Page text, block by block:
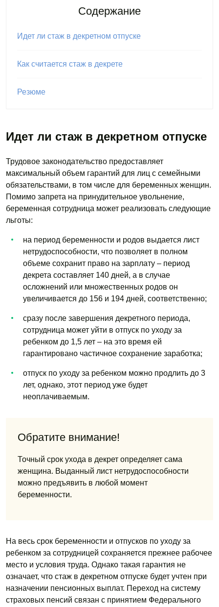
Содержание
Идет ли стаж в декретном отпуске
Как считается стаж в декрете
Резюме
Идет ли стаж в декретном отпуске
Трудовое законодательство предоставляет
максимальный объем гарантий для лиц с семейными
обязательствами, в том числе для беременных женщин.
Помимо запрета на принудительное увольнение,
беременная сотрудница может реализовать следующие
льготы:
на период беременности и родов выдается лист
нетрудоспособности, что позволяет в полном
объеме сохранит право на зарплату – период
декрета составляет 140 дней, а в случае
осложнений или множественных родов он
увеличивается до 156 и 194 дней, соответственно;
сразу после завершения декретного периода,
сотрудница может уйти в отпуск по уходу за
ребенком до 1,5 лет – на это время ей
гарантировано частичное сохранение заработка;
отпуск по уходу за ребенком можно продлить до 3
лет, однако, этот период уже будет
неоплачиваемым.
Обратите внимание!
Точный срок ухода в декрет определяет сама
женщина. Выданный лист нетрудоспособности
можно предъявить в любой момент
беременности.
На весь срок беременности и отпусков по уходу за
ребенком за сотрудницей сохраняется прежнее рабочее
место и условия труда. Однако такая гарантия не
означает, что стаж в декретном отпуске будет учтен при
назначении пенсионных выплат. Переход на систему
страховых пенсий связан с принятием Федерального